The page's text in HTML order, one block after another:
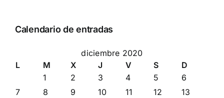
Calendario de entradas
diciembre 2020
L
M X J V S
D
1
2 3 4 5
6
7
8 9 10 11 12
13